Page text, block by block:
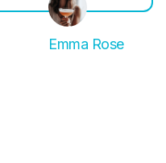
Emma Rose